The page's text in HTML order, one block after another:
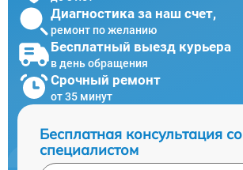
Диагностика за наш счет,
ремонт по желанию
Бесплатный выезд курьера
в день обращения
Срочный ремонт
от 35 минут
Бесплатная консультация со
специалистом